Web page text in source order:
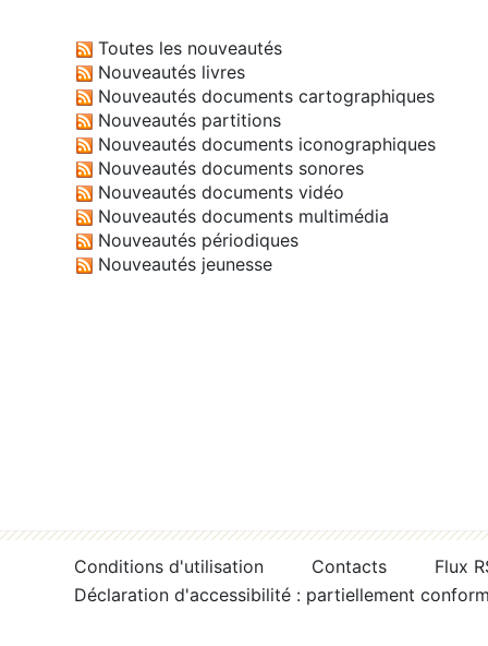
Toutes les nouveautés
Nouveautés livres
Nouveautés documents cartographiques
Nouveautés partitions
Nouveautés documents iconographiques
Nouveautés documents sonores
Nouveautés documents vidéo
Nouveautés documents multimédia
Nouveautés périodiques
Nouveautés jeunesse
Conditions d'utilisation Contacts
Flux
Déclaration d'accessibilité : partiellement